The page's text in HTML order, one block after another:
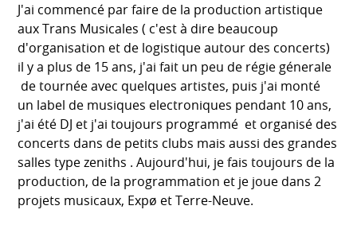
J'ai commencé par faire de la production artistique
aux Trans Musicales ( c'est à dire beaucoup
d'organisation et de logistique autour des concerts)
il y a plus de 15 ans, j'ai fait un peu de régie génerale
de tournée avec quelques artistes, puis j'ai monté
un label de musiques electroniques pendant 10 ans,
j'ai été DJ et j'ai toujours programmé et organisé des
concerts dans de petits clubs mais aussi des grandes
salles type zeniths . Aujourd'hui, je fais toujours de la
production, de la programmation et je joue dans 2
projets musicaux, Expø et Terre-Neuve.